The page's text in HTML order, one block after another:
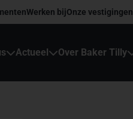
Werken bijOnze vestigingen
Actueel Over Baker Tilly